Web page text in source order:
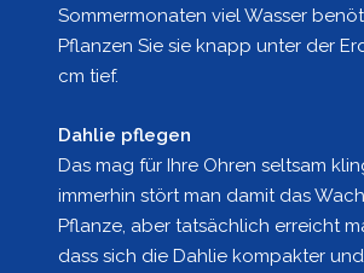
Sommermonaten viel Wasser
Pflanzen Sie sie knapp unter der
cm tief.
Dahlie pflegen
Das mag für Ihre Ohren seltsam
immerhin stört man damit das
Pflanze, aber tatsächlich erreicht
dass sich die Dahlie kompakter und